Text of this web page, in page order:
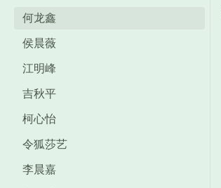
何龙鑫
侯晨薇
江明峰
吉秋平
柯心怡
令狐莎艺
李晨嘉